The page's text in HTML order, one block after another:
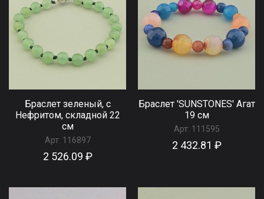
Браслет зеленый, с
Нефритом, складной 22
см
Арт: 116897
2 526.09 ₽
Браслет 'SUNSTONES' Агат
19 см
Арт: 111595
2 432.81 ₽